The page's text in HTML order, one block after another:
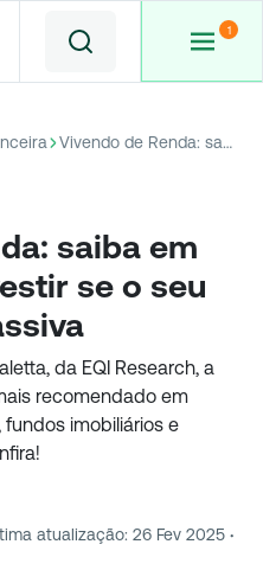
Vivendo de Renda: saiba em quais ativos investir se o seu foco é renda passiva
saiba em
se o seu
da EQI Research, a
recomendado em
imobiliários e
atualização: 26 Fev 2025 ·